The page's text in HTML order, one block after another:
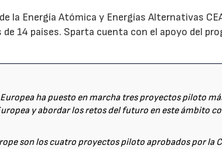
la Energía Atómica y Energías Alternativas
14 países. Sparta cuenta con el apoyo del
ha puesto en marcha tres proyectos piloto
y abordar los retos del futuro en este ámbito
son los cuatro proyectos piloto aprobados por la
21/07/2026